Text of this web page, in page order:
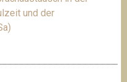
und der